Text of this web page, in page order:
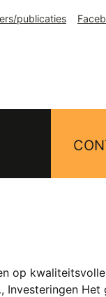
publicaties
op
Investeringen